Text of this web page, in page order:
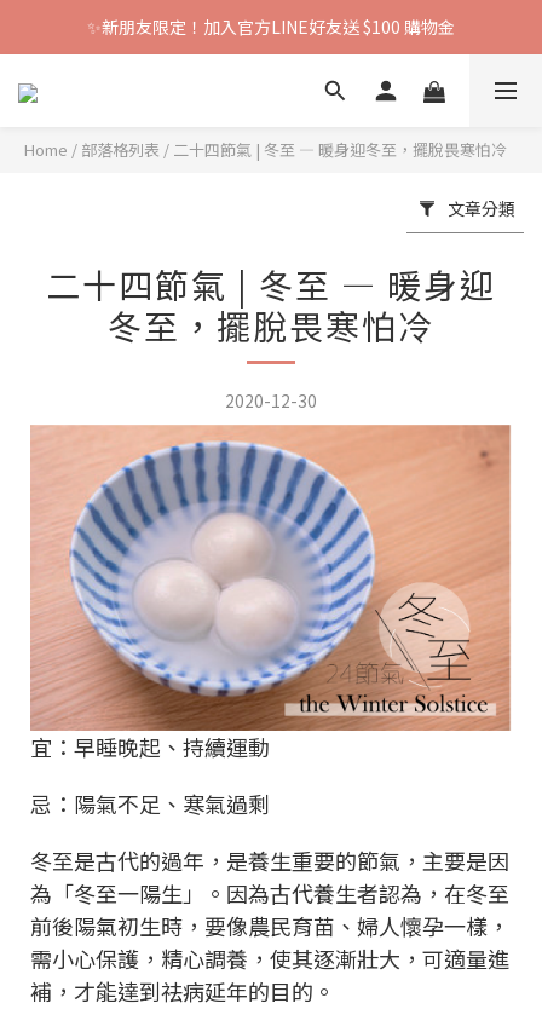
✨新朋友限定！加入官方LINE好友送 $100 購物金
Home / 部落格列表 / 二十四節氣 | 冬至 — 暖身迎冬至，擺脫畏寒怕冷
文章分類
二十四節氣 | 冬至 — 暖身迎
冬至，擺脫畏寒怕冷
2020-12-30
宜：早睡晚起、持續運動
忌：陽氣不足、寒氣過剩
冬至是古代的過年，是養生重要的節氣，主要是因
為「冬至一陽生」。因為古代養生者認為，在冬至
前後陽氣初生時，要像農民育苗、婦人懷孕一樣，
需小心保護，精心調養，使其逐漸壯大，可適量進
補，才能達到祛病延年的目的。